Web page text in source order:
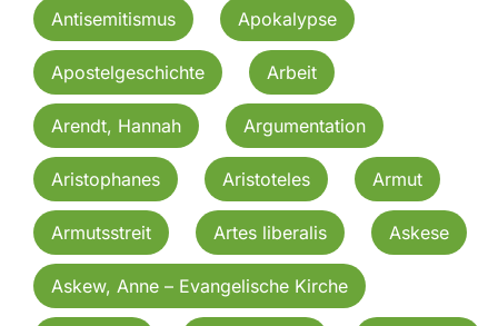
Antisemitismus Apokalypse
Apostelgeschichte Arbeit
Arendt, Hannah Argumentation
Aristophanes Aristoteles Armut
Armutsstreit Artes liberalis Askese
Askew, Anne – Evangelische Kirche